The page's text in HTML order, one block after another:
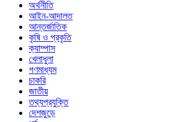
অর্থনীতি
আইন-আদালত
আন্তর্জাতিক
কৃষি ও প্রকৃতি
ক্যাম্পাস
খেলাধুলা
গণমাধ্যম
চাকরি
জাতীয়
তথ্যপ্রযুক্তি
দেশজুড়ে